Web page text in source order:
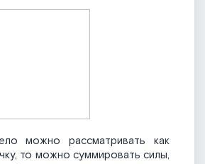
можно рассматривать как
то можно суммировать силы,